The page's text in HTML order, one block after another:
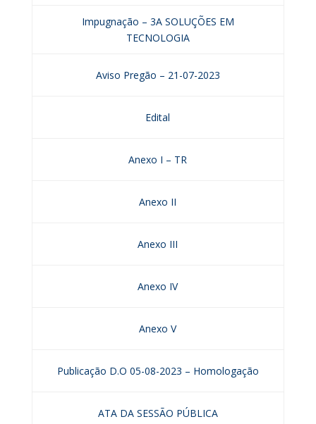
Impugnação – 3A SOLUÇÕES EM
TECNOLOGIA
Aviso Pregão – 21-07-2023
Edital
Anexo I – TR
Anexo II
Anexo III
Anexo IV
Anexo V
Publicação D.O 05-08-2023 – Homologação
ATA DA SESSÃO PÚBLICA